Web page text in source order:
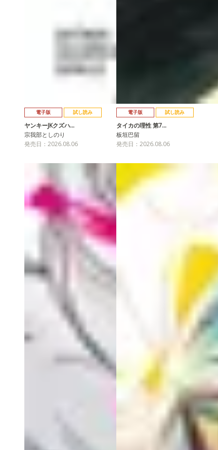
電子版 試し読み
ヤンキーJKクズハ…
宗我部としのり
発売日：2026.08.06
電子版 試し読み
タイカの理性 第7…
板垣巴留
発売日：2026.08.06